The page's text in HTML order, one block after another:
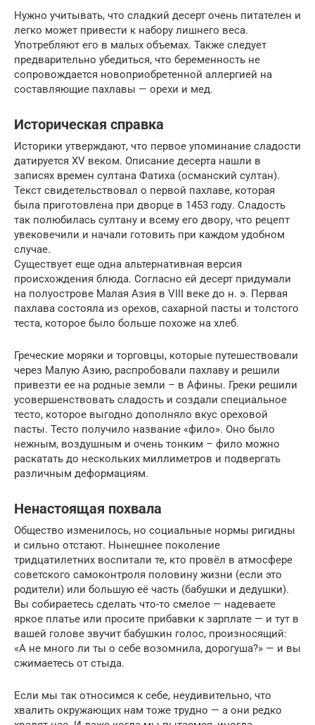
Нужно учитывать, что сладкий десерт очень питателен и
легко может привести к набору лишнего веса.
Употребляют его в малых объемах. Также следует
предварительно убедиться, что беременность не
сопровождается новоприобретенной аллергией на
составляющие пахлавы — орехи и мед.
Историческая справка
Историки утверждают, что первое упоминание сладости
датируется XV веком. Описание десерта нашли в
записях времен султана Фатиха (османский султан).
Текст свидетельствовал о первой пахлаве, которая
была приготовлена при дворце в 1453 году. Сладость
так полюбилась султану и всему его двору, что рецепт
увековечили и начали готовить при каждом удобном
случае.
Существует еще одна альтернативная версия
происхождения блюда. Согласно ей десерт придумали
на полуострове Малая Азия в VIII веке до н. э. Первая
пахлава состояла из орехов, сахарной пасты и толстого
теста, которое было больше похоже на хлеб.
Греческие моряки и торговцы, которые путешествовали
через Малую Азию, распробовали пахлаву и решили
привезти ее на родные земли – в Афины. Греки решили
усовершенствовать сладость и создали специальное
тесто, которое выгодно дополняло вкус ореховой
пасты. Тесто получило название «фило». Оно было
нежным, воздушным и очень тонким – фило можно
раскатать до нескольких миллиметров и подвергать
различным деформациям.
Ненастоящая похвала
Общество изменилось, но социальные нормы ригидны
и сильно отстают. Нынешнее поколение
тридцатилетних воспитали те, кто провёл в атмосфере
советского самоконтроля половину жизни (если это
родители) или большую её часть (бабушки и дедушки).
Вы собираетесь сделать что-то смелое — надеваете
яркое платье или просите прибавки к зарплате — и тут в
вашей голове звучит бабушкин голос, произносящий:
«А не много ли ты о себе возомнила, дорогуша?» — и вы
сжимаетесь от стыда.
Если мы так относимся к себе, неудивительно, что
хвалить окружающих нам тоже трудно — а они редко